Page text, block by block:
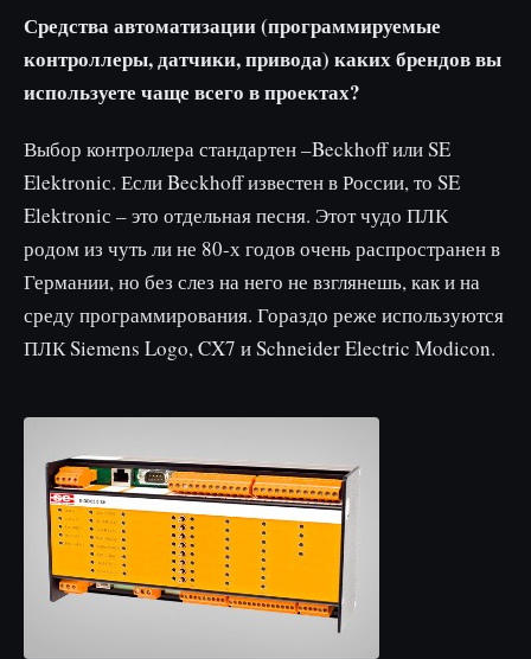
Средства автоматизации (программируемые
контроллеры, датчики, привода) каких брендов вы
используете чаще всего в проектах?
Выбор контроллера стандартен –Beckhoff или SE
Elektroniс. Если Beckhoff известен в России, то SE
Elektroniс – это отдельная песня. Этот чудо ПЛК
родом из чуть ли не 80-х годов очень распространен в
Германии, но без слез на него не взглянешь, как и на
среду программирования. Гораздо реже используются
ПЛК Siemens Logo, CX7 и Schneider Electric Modicon.